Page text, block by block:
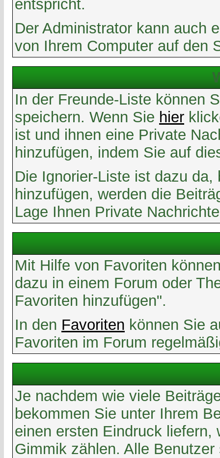
entspricht.
Der Administrator kann auch
von Ihrem Computer auf den
In der Freunde-Liste können
speichern. Wenn Sie hier
ist und ihnen eine Private
hinzufügen, indem Sie auf
Die Ignorier-Liste ist dazu
hinzufügen, werden die
Lage Ihnen Private
Mit Hilfe von Favoriten
dazu in einem Forum oder
Favoriten hinzufügen".
In den Favoriten können Sie
Favoriten im Forum
Je nachdem wie viele
bekommen Sie unter Ihrem
einen ersten Eindruck
Gimmik zählen. Alle